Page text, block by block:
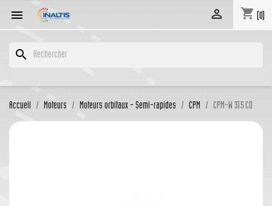
 shopping_cart (0)

search
Accueil Moteurs Moteurs orbitaux - Semi-rapides CPM CPM-W 315 CD